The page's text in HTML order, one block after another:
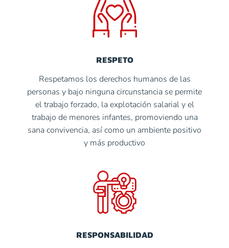
RESPETO
Respetamos los derechos humanos de las
personas y bajo ninguna circunstancia se permite
el trabajo forzado, la explotación salarial y el
trabajo de menores infantes, promoviendo una
sana convivencia, así como un ambiente positivo
y más productivo
RESPONSABILIDAD